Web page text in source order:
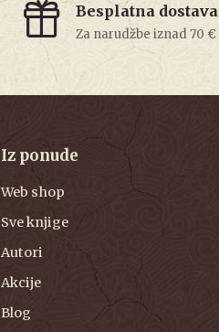
Besplatna dostava
Za narudžbe iznad 70 €
Iz ponude
Web shop
Sve knjige
Autori
Akcije
Blog